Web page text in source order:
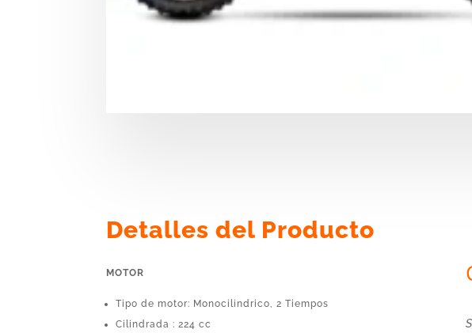
Detalles del Producto
MOTOR
Tipo de motor: Monocilindrico, 2 Tiempos
Cilindrada : 224 cc